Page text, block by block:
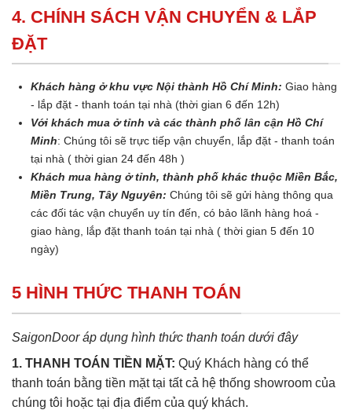
4. CHÍNH SÁCH VẬN CHUYỂN & LẮP
ĐẶT
Khách hàng ở khu vực Nội thành Hồ Chí Minh: Giao hàng
- lắp đặt - thanh toán tại nhà (thời gian 6 đến 12h)
Với khách mua ở tỉnh và các thành phố lân cận Hồ Chí
Minh: Chúng tôi sẽ trực tiếp vận chuyển, lắp đặt - thanh toán
tại nhà ( thời gian 24 đến 48h )
Khách mua hàng ở tỉnh, thành phố khác thuộc Miền Bắc,
Miền Trung, Tây Nguyên: Chúng tôi sẽ gửi hàng thông qua
các đối tác vận chuyển uy tín đến, có bảo lãnh hàng hoá -
giao hàng, lắp đặt thanh toán tại nhà ( thời gian 5 đến 10
ngày)
5 HÌNH THỨC THANH TOÁN
SaigonDoor áp dụng hình thức thanh toán dưới đây
1. THANH TOÁN TIỀN MẶT: Quý Khách hàng có thể
thanh toán bằng tiền mặt tại tất cả hệ thống showroom của
chúng tôi hoặc tại địa điểm của quý khách.